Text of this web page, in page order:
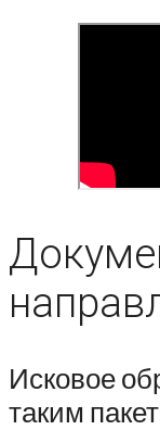
Исковое
таким